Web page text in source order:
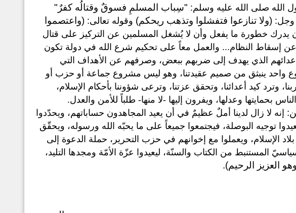
الله صلى الله عليه وسلم: "سِباب المسلمِ فسوقٌ وقتالُه كفرٌ"
وجل: (ولا تنازعوا فتفشلوا وتذهب ريحكم) وقوله تعالى: (واعتصموا
يدرك خطورة ما يفعل وأن لا يُشغل المسلمين عن التركيز على قتال
عن إسقاط النظام... والعمل معاً على تحكيم شرع الله في دولة تكون
الذي يهدف إلى ضربهم ببعض، وصرفهم عن الأهداف التي
واحد ينبثق من صميم عقيدتنا، وهو ليس مشروع جماعة أو حزب أو
وترد كيد أعدائنا، وتحقق عزتنا، وترعى شؤوننا بأحكام الإسلام،
بحمايتها وعدلها، ويفرون إليها -لا منها- طلباً للأمن والعدل.
إنه لا زال لدينا أملٌ عظيمٌ في أن يعيد المجاهدون حساباتهم، ويحدّدوا
توجيه البوصلة، فيجتمعوا جميعاً على ما يحبّه الله ورسوله، ويحقّق
الإسلام، ويعملوا مع إخوانهم في حزب التحرير، حملة الدعوة إلى
المستنبط من الكتاب والسنّة، ليعيدوا عزّة الأمّة ومجدها التليد،
العزيز الرحيم).